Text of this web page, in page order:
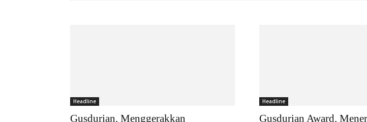
Headline
Gusdurian, Menggerakkan
Headline
Gusdurian Award,